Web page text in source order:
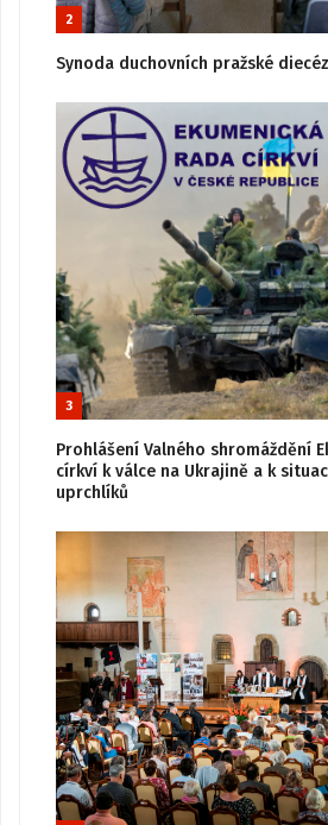
2
Synoda duchovních pražské
3
Prohlášení Valného shromáždění
církví k válce na Ukrajině a k
uprchlíků